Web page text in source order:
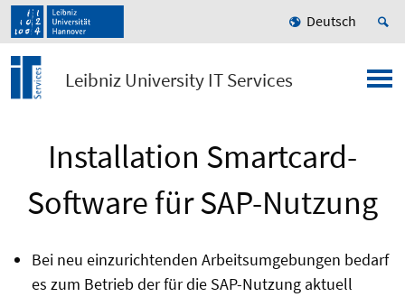
Deutsch
Leibniz University IT Services
Installation Smartcard-
Software für SAP-Nutzung
Bei neu einzurichtenden Arbeitsumgebungen bedarf
es zum Betrieb der für die SAP-Nutzung aktuell